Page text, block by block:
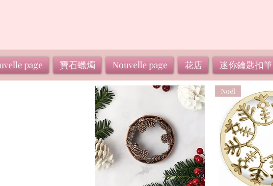
page 寶石蠟燭 Nouvelle page 花店 迷你鑰匙扣筆
Noël